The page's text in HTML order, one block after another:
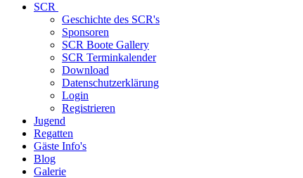
SCR
Geschichte des SCR's
Sponsoren
SCR Boote Gallery
SCR Terminkalender
Download
Datenschutzerklärung
Login
Registrieren
Jugend
Regatten
Gäste Info's
Blog
Galerie